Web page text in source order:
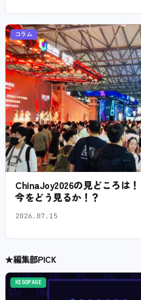
コラム
ChinaJoy2026の見どころは
今をどう見るか！？
2026.07.15
★編集部PICK
HIGOPAGE